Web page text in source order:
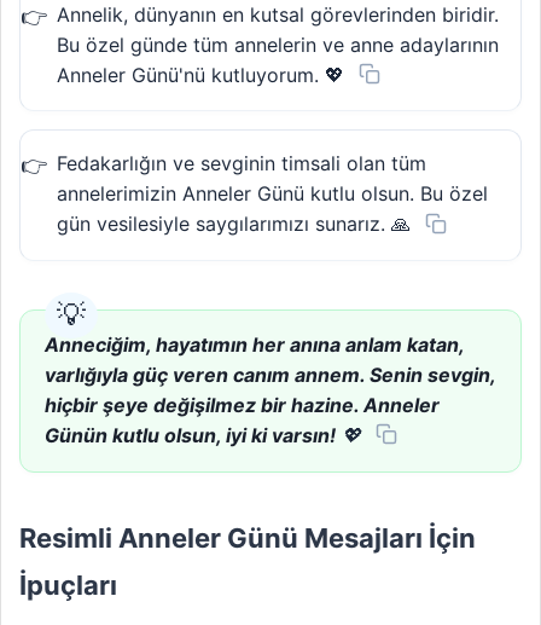
Annelik, dünyanın en kutsal görevlerinden biridir.
Bu özel günde tüm annelerin ve anne adaylarının
Anneler Günü'nü kutluyorum. 💖
Fedakarlığın ve sevginin timsali olan tüm
annelerimizin Anneler Günü kutlu olsun. Bu özel
gün vesilesiyle saygılarımızı sunarız. 🙏
Anneciğim, hayatımın her anına anlam katan,
varlığıyla güç veren canım annem. Senin sevgin,
hiçbir şeye değişilmez bir hazine. Anneler
Günün kutlu olsun, iyi ki varsın! 💖
Resimli Anneler Günü Mesajları İçin
İpuçları